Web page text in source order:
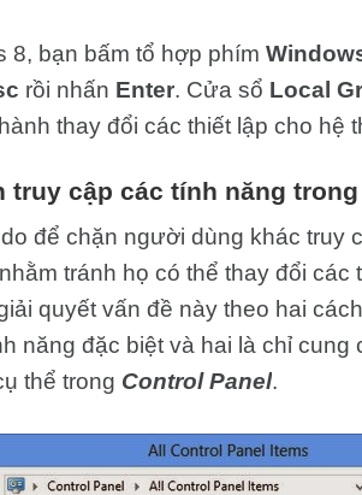
8, bạn bấm tổ hợp phím
rồi nhấn Enter. Cửa sổ Local
thay đổi các thiết lập cho hệ
truy cập các tính năng
để chặn người dùng khác truy
tránh họ có thể thay đổi các
quyết vấn đề này theo hai
năng đặc biệt và hai là chỉ cung
thể trong Control Panel.